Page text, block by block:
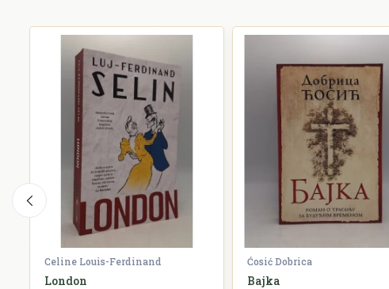
Celine Louis-Ferdinand
London
Ćosić Dobrica
Bajka